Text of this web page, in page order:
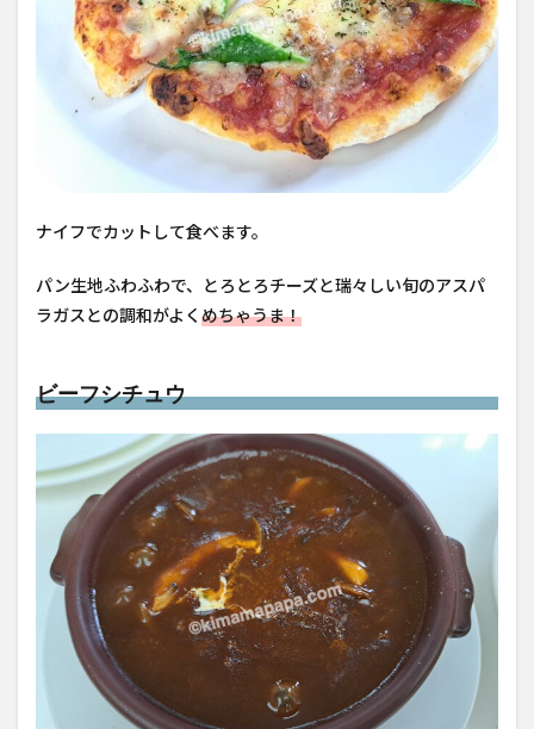
ナイフでカットして食べます。
パン生地ふわふわで、とろとろチーズと瑞々しい旬のアスパ
ラガスとの調和がよく めちゃうま！
ビーフシチュウ